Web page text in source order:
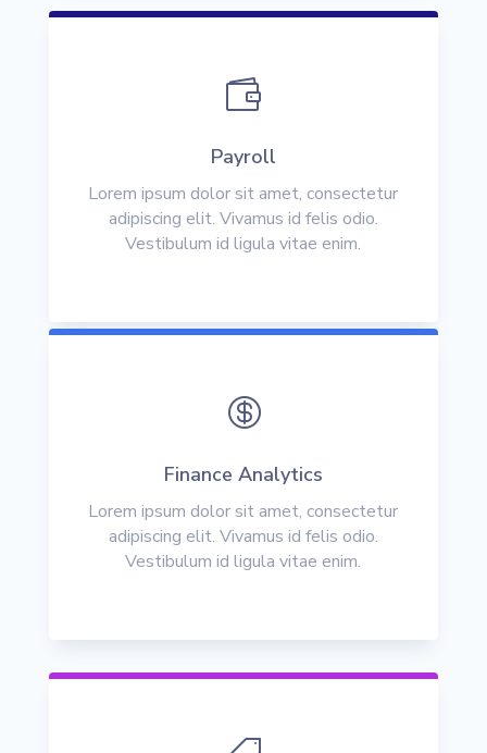

Payroll
Lorem ipsum dolor sit amet, consectetur
adipiscing elit. Vivamus id felis odio.
Vestibulum id ligula vitae enim.

Finance Analytics
Lorem ipsum dolor sit amet, consectetur
adipiscing elit. Vivamus id felis odio.
Vestibulum id ligula vitae enim.